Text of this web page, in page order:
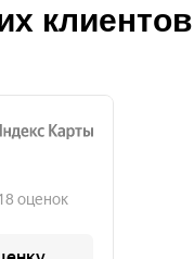
клиентов